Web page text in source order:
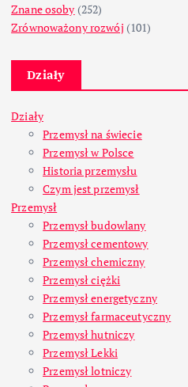
Znane osoby (252)
Zrównoważony rozwój (101)
Działy
Działy
Przemysł na świecie
Przemysł w Polsce
Historia przemysłu
Czym jest przemysł
Przemysł
Przemysł budowlany
Przemysł cementowy
Przemysł chemiczny
Przemysł ciężki
Przemysł energetyczny
Przemysł farmaceutyczny
Przemysł hutniczy
Przemysł Lekki
Przemysł lotniczy